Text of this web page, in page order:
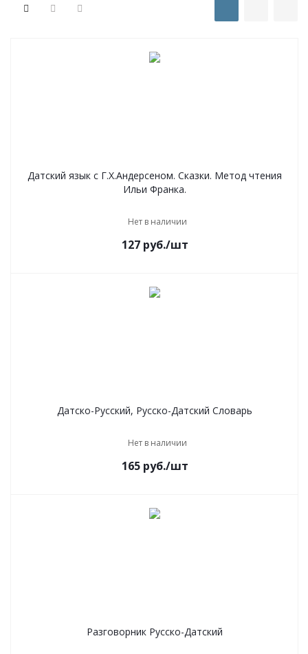
Датский язык с Г.Х.Андерсеном. Сказки. Метод чтения
Ильи Франка.
Нет в наличии
127руб./шт
Датско-Русский, Русско-Датский Словарь
Нет в наличии
165руб./шт
Разговорник Русско-Датский